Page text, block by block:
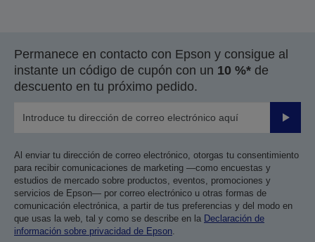
Permanece en contacto con Epson y consigue al
instante un código de cupón con un 10 %* de
descuento en tu próximo pedido.
Enviar
Al enviar tu dirección de correo electrónico, otorgas tu consentimiento
para recibir comunicaciones de marketing —como encuestas y
estudios de mercado sobre productos, eventos, promociones y
servicios de Epson— por correo electrónico u otras formas de
comunicación electrónica, a partir de tus preferencias y del modo en
que usas la web, tal y como se describe en la Declaración de
información sobre privacidad de Epson.